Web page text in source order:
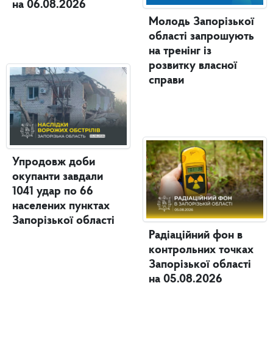
на 06.08.2026
Упродовж доби
окупанти завдали
1041 удар по 66
населених пунктах
Запорізької області
Молодь Запорізької
області запрошують
на тренінг із
розвитку власної
справи
Радіаційний фон в
контрольних точках
Запорізької області
на 05.08.2026